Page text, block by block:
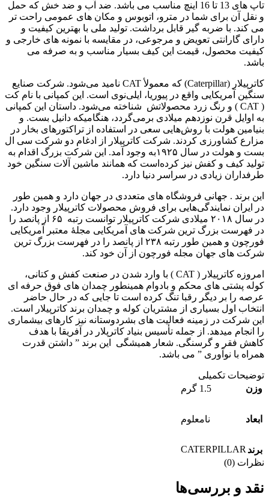
تاپ های 13 تا 16 اینچ مناسب می باشد. ضد آب و ضد خش که حمل
و نقل آن برای شما در مترو، اتوبوس و مکان های عمومی راحت تر
می کند. با ضربه گیر قابل برداشت. تولید ملی با بهترین کیفیت و
دارای گارانتی تعویض و مرجوعی، در مقایسه با نمونه های خارجی و
کیفیت محصول، قیمت این کیف بسیار مناسب و به صرفه می
باشد.
کاترپیلار (Caterpillar) که معمولأ CAT نامید می‌شود. شرکت صنایع
سنگین آمریکایی واقع در پیوریا، ایلی‌نوی است. این کمپانی با نام کت
( CAT ) و رنگ زرد محصولاتش شناخته می‌شود. داستان این کمپانی
به اوایل قرن نوزدهم میلادی برمی‌گردد، هنگامیکه دانیل بست. و
بنیامین هولت با روش‌هایی سعی در استفاده از تراکتورهای بخار در
مزارع کشاورزی کردند. شرکت کاترپیلار از ادغام دو شرکت سی ال
بست و هولت در سال ۱۹۲۵به وجود آمد. این شرکت بزرگ اقدام به
تولید کیف و کفش نیز کرده‌است که همانند ماشین آلات سنگین خود
طرفداران زیادی در سراسر دنیا دارد.
این برند . جهانی فروشگاه های متعددی در جهان دارد و همین طور
در ایران نمایندگی‌هایی برای فروش محصولات کاترپیلار وجود دارد.
در سال ۲۰۱۸ میلادی شرکت کاترپیلار توانست رتبه ۶۵ از پانصد را
در فهرست بزرگ ترین شرکت های آمریکایی مجلۀ معتبر آمریکایی
فورچون و همین طور رتبه ۲۳۸ از پانصد را در فهرست بزرگ ترین
شرکت های جهان مجله فورچون از آن خود کند.
امروزه کاترپیلار ( CAT ) با وارد شدن در صنعت کفش و کتانی،
کوله پشتی های محکم و بادوام همینطور چمدان های فوق حرفه ای
عرصه را بر دیگر رقبا تنگ کرده است تا جایی که در حال حاضر
انتخاب اول بسیاری از مشتریان کوله و چمدان برند کاترپیلار است.
این شرکت در زمینه فعالیت های بشردوستانه نیز کارهای بیشماری
را انجام میدهد. از جمله تأسیس بنیاد کاترپلار در آفریقا با هدف
کاهش فقر و گرسنگی. شعار همیشگی این برند ” داشتن قدرت
همراه با نوآوری ” می باشد.
توضیحات تکمیلی
وزن
1.5 گرم
ابعاد نامعلوم
برند CATERPILLAR
نظرات (0)
نقد و بررسی‌ها